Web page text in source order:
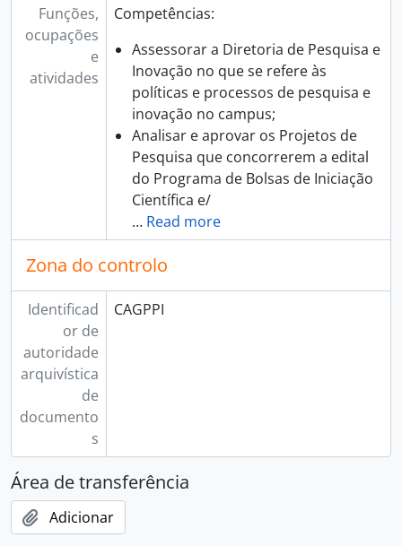
Funções,
ocupações
e
atividades
Competências:
Assessorar a Diretoria de Pesquisa e
Inovação no que se refere às
políticas e processos de pesquisa e
inovação no campus;
Analisar e aprovar os Projetos de
Pesquisa que concorrerem a edital
do Programa de Bolsas de Iniciação
Científica e/
… Read more
Zona do controlo
Identificad
or de
autoridade
arquivística
de
documento
s
CAGPPI
Área de transferência
Adicionar